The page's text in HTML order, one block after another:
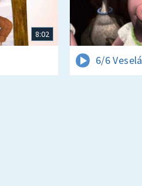
8:02
6/6